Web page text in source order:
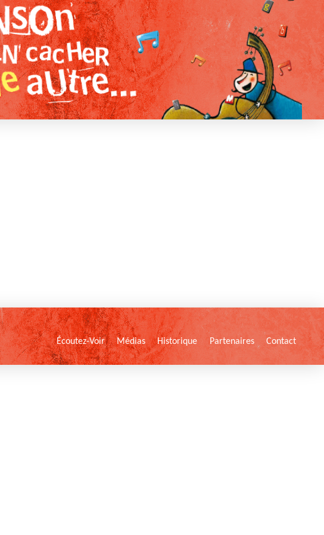
Écoutez-Voir Médias Historique Partenaires Contact